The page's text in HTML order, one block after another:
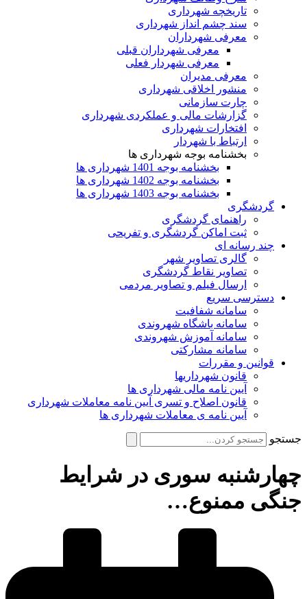
تاریخچه شهرداری
سند چشم انداز شهرداری
معرفی شهرداران
معرفی شهرداران قبلی
معرفی شهردار فعلی
معرفی مدیران
منشور اخلاقی شهرداری
چارت سازمانی
گزارشات مالی و عملکردی شهرداری
افتخارات شهرداری
ارتباط با شهردار
بخشنامه بوجه شهرداری ها
بخشنامه بوجه 1401 شهرداری ها
بخشنامه بوجه 1402 شهرداری ها
بخشنامه بوجه 1403 شهرداری ها
گردشگری
راهنمای گردشگری
ثبت اماکن گردشگری و تفریحی
چند رسانه ای
گالری تصاویر شهر
تصاویر نقاط گردشگری
ارسال فیلم و تصاویر مردمی
دسترسی سریع
سامانه شفافیت
سامانه باشگاه شهروندی
سامانه آموزش شهروندی
سامانه مشارکتی
قوانین و مقررات
قانون شهرداریها
آیین نامه مالی شهرداری ها
قانون اصلاح و تسری آیین نامه معاملات شهرداری
آیین نامه ی معاملات شهرداری ها
جستجو
چهارشنبه سوری در شرایط
جنگی ممنوع…